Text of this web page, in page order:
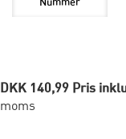
DKK 140,99 Pris
moms